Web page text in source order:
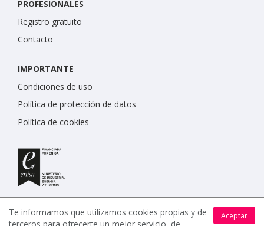
PROFESIONALES
Registro gratuito
Contacto
IMPORTANTE
Condiciones de uso
Política de protección de datos
Política de cookies
Aceptar
Te informamos que utilizamos cookies propias y de